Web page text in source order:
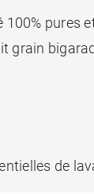
pures
grain
de